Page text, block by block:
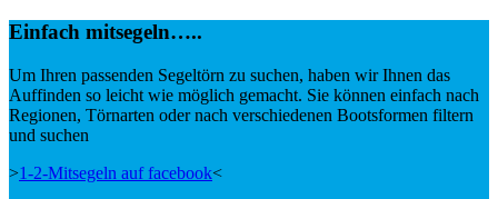
Einfach mitsegeln…..
Um Ihren passenden Segeltörn zu suchen, haben wir Ihnen das
Auffinden so leicht wie möglich gemacht. Sie können einfach nach
Regionen, Törnarten oder nach verschiedenen Bootsformen filtern
und suchen
>1-2-Mitsegeln auf facebook<